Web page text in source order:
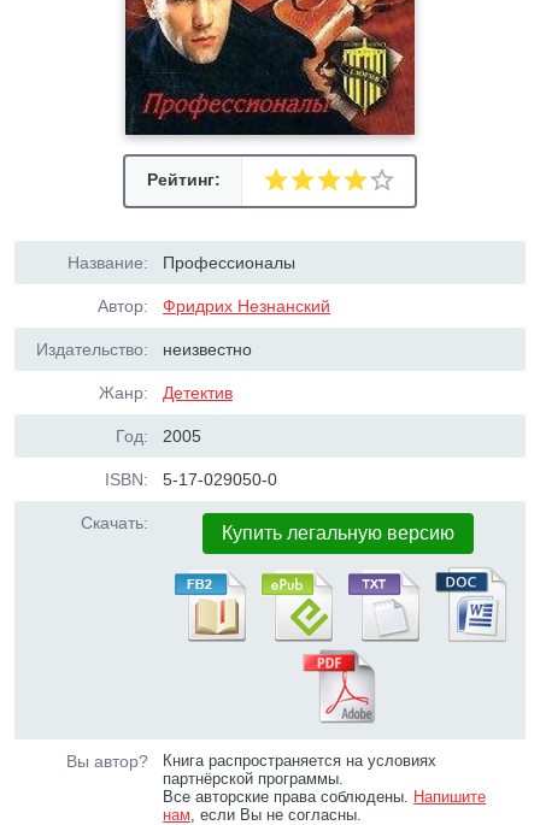
Рейтинг:
Название: Профессионалы
Автор: Фридрих Незнанский
Издательство: неизвестно
Жанр: Детектив
Год: 2005
ISBN: 5-17-029050-0
Скачать: Купить легальную версию
Вы автор?
Книга распространяется на условиях
партнёрской программы.
Все авторские права соблюдены. Напишите
нам, если Вы не согласны.